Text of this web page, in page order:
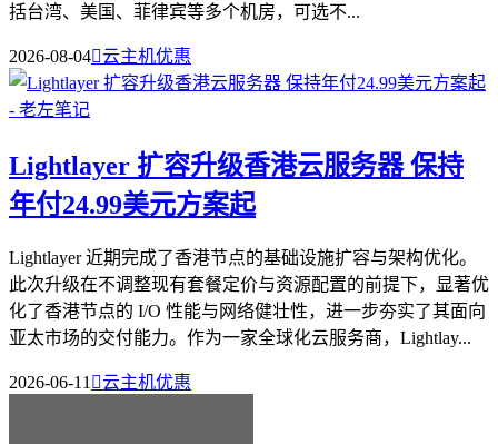
括台湾、美国、菲律宾等多个机房，可选不...
2026-08-04云主机优惠
Lightlayer 扩容升级香港云服务器 保持
年付24.99美元方案起
Lightlayer 近期完成了香港节点的基础设施扩容与架构优化。
此次升级在不调整现有套餐定价与资源配置的前提下，显著优
化了香港节点的 I/O 性能与网络健壮性，进一步夯实了其面向
亚太市场的交付能力。作为一家全球化云服务商，Lightlay...
2026-06-11云主机优惠